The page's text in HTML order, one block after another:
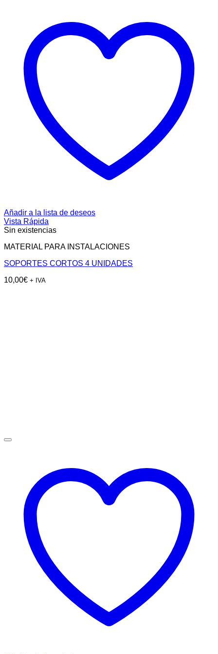
Añadir a la lista de deseos
Vista Rápida
Sin existencias
MATERIAL PARA INSTALACIONES
SOPORTES CORTOS 4 UNIDADES
10,00€ + IVA